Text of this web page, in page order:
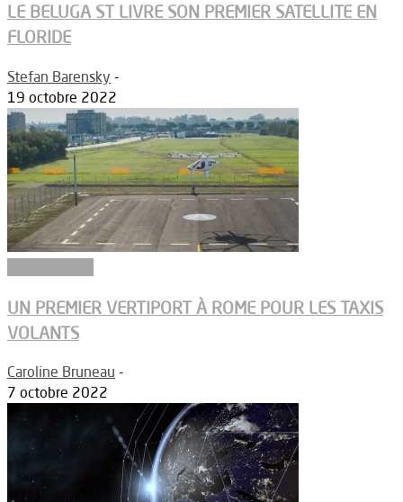
LE BELUGA ST LIVRE SON PREMIER SATELLITE EN
FLORIDE
Stefan Barensky -
19 octobre 2022
UN PREMIER VERTIPORT À ROME POUR LES TAXIS
VOLANTS
Caroline Bruneau -
7 octobre 2022